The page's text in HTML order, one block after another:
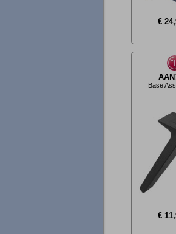
€
Base
€